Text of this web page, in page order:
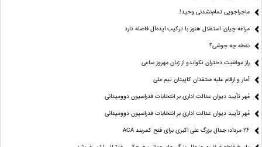
ماجراجویی تمام‌نشدنی وحید!
مراغه چیان: استقلال هنوز با ترکیب ایده‌آل فاصله دارد
نقطه چه جوشی؟
راز موفقیت دختران تکواندو از زبان مهروز ساعی
آمار و ارقام علیه منتقدان کاپیتان تیم ملی
مُهر تأیید دیوان عدالت اداری بر انتخابات فدراسیون دوومیدانی
مُهر تأیید دیوان عدالت اداری بر انتخابات فدراسیون دوومیدانی
24 مرداد؛ جدال بزرگ علی‌ اکبری برای فتح کمربند ACA